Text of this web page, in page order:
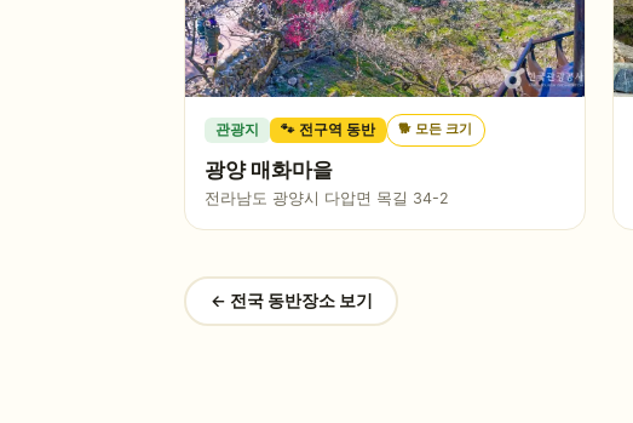
관광지 🐾 전구역 동반 🐕모든 크기
광양 매화마을
전라남도 광양시 다압면 목길 34-2
← 전국 동반장소 보기